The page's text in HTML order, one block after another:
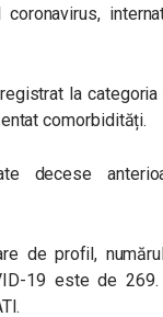
la
comorbidități.
decese
de profil,
19 este de